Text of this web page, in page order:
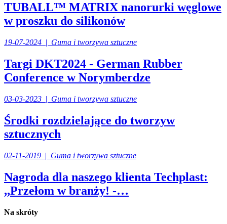
TUBALL™ MATRIX nanorurki węglowe
w proszku do silikonów
19-07-2024 | Guma i tworzywa sztuczne
Targi DKT2024 - German Rubber
Conference w Norymberdze
03-03-2023 | Guma i tworzywa sztuczne
Środki rozdzielające do tworzyw
sztucznych
02-11-2019 | Guma i tworzywa sztuczne
Nagroda dla naszego klienta Techplast:
,,Przełom w branży! -…
Na skróty